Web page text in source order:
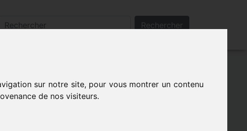
sur notre site, pour vous montrer un contenu
de nos visiteurs.
Rechercher
Les indispensables